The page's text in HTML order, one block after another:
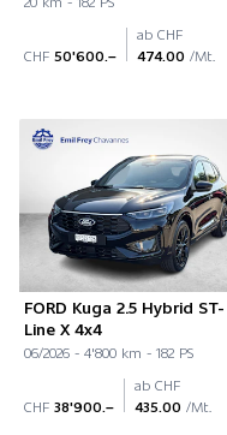
CHF 50'600.–
ab CHF
474.00 /Mt.
FORD Kuga 2.5 Hybrid ST-
Line X 4x4
06/2026 - 4'800 km - 182 PS
CHF 38'900.–
ab CHF
435.00 /Mt.